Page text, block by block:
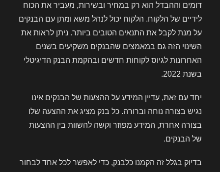
דומים וההבדל הוא רק במחיר ובשירות, מעביר את הכוח
לידיים של הלקוח. הלקוח יכול לנהל משא ומתן עם הבנקים
על מנת לקבל את התנאים הטובים ביותר. ניתן לראות את
השינוי הזה גם במאמצים שהבנקים משקיעים בשנים
האחרונות לגיוס לקוחות חדשים ובהקמת הבנק הדיגיטלי
בשנת 2022.
יחד עם זאת, עדיין המידע על ההצעות של הבנקים אינו
נגיש בצורה נוחה וברורה. כל בנק מציג את ההצעה שלו
בצורה אחרת, המידע מפוזר וקשה להשוות בין ההצעות
של הבנקים.
בדיוק בגלל זה הקמנו כלבנק, כדי לאפשר לכל אחד לבחור